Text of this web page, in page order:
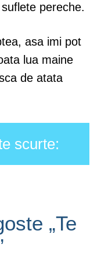
pereche.
asa imi pot
lua maine
de atata
scurte:
„Te